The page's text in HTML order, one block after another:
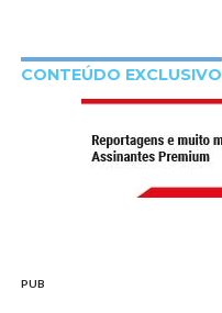
CONTEÚDO EXCLUSIVO
PUB